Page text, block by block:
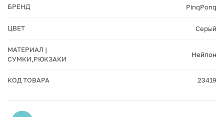
БРЕНД PinqPonq
ЦВЕТ Серый
МАТЕРИАЛ |
СУМКИ,РЮКЗАКИ
Нейлон
КОД ТОВАРА 23419